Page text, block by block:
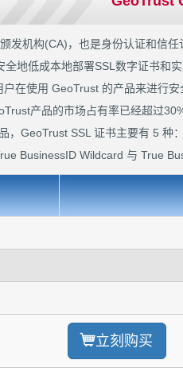
发机构(CA)，也是身份认证和信
地低成本地部署SSL数字证书和
在使用 GeoTrust 的产品来进行
产品的市场占有率已经超过
，GeoTrust SSL 证书主要有 5 种
BusinessID Wildcard 与 True
立刻购买